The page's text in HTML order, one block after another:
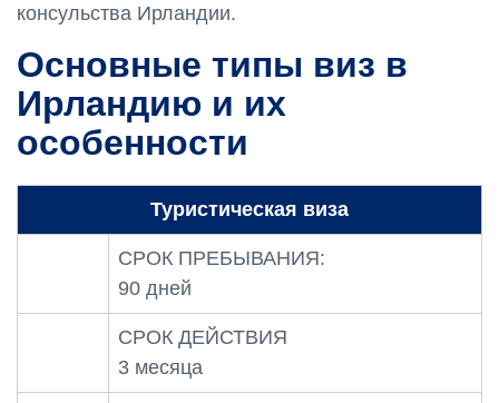
консульства Ирландии.
Основные типы виз в
Ирландию и их
особенности
Туристическая виза
СРОК ПРЕБЫВАНИЯ:
90 дней
СРОК ДЕЙСТВИЯ
3 месяца